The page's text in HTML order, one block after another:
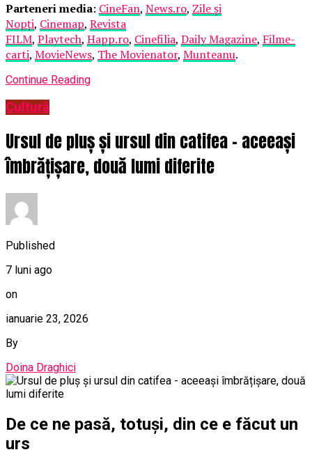
Parteneri media: CineFan, News.ro, Zile și
Nopți, Cinemap, Revista
FILM, Playtech, Happ.ro, Cinefilia, Daily Magazine, Filme-
carti, MovieNews, The Movienator, Munteanu.
Continue Reading
Cultură
Ursul de pluș și ursul din catifea – aceeași
îmbrățișare, două lumi diferite
Published
7 luni ago
on
ianuarie 23, 2026
By
Doina Draghici
De ce ne pasă, totuși, din ce e făcut un
urs